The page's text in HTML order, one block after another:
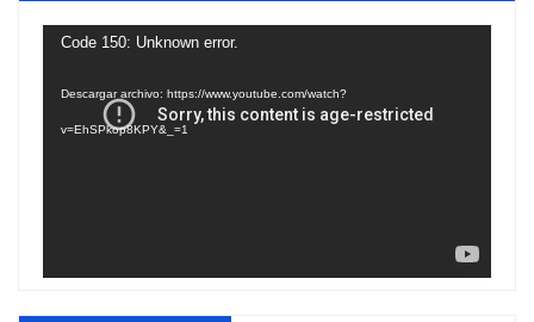
Reproductor
Code 150: Unknown error.
Descargar archivo: https://www.youtube.com/watch?
v=EhSPkop8KPY&_=1